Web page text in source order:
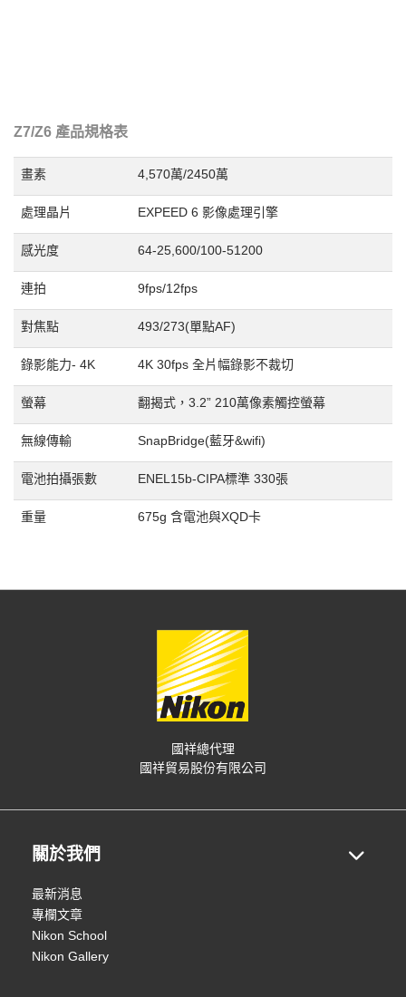
Z7/Z6 產品規格表
畫素 4,570萬/2450萬
處理晶片 EXPEED 6 影像處理引擎
感光度 64-25,600/100-51200
連拍 9fps/12fps
對焦點 493/273(單點AF)
錄影能力- 4K 4K 30fps 全片幅錄影不裁切
螢幕 翻揭式，3.2” 210萬像素觸控螢幕
無線傳輸 SnapBridge(藍牙&wifi)
電池拍攝張數 ENEL15b-CIPA標準 330張
重量 675g 含電池與XQD卡
國祥總代理
國祥貿易股份有限公司
關於我們
最新消息
專欄文章
Nikon School
Nikon Gallery